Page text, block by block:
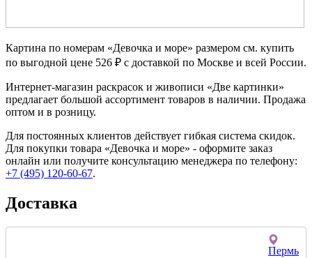
Картина по номерам «Девочка и море» размером см. купить
по выгодной цене 526 ₽ с доставкой по Москве и всей России.
Интернет-магазин раскрасок и живописи «Две картинки»
предлагает большой ассортимент товаров в наличии. Продажа
оптом и в розницу.
Для постоянных клиентов действует гибкая система скидок.
Для покупки товара «Девочка и море» - оформите заказ
онлайн или получите консультацию менеджера по телефону:
+7 (495) 120-60-67.
Доставка
Пермь